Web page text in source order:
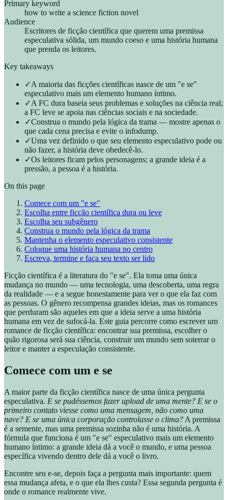
Primary keyword
how to write a science fiction novel
Audience
Escritores de ficção científica que querem uma premissa
especulativa sólida, um mundo coeso e uma história humana
que prenda os leitores.
Key takeaways
✓A maioria das ficções científicas nasce de um "e se"
especulativo mais um elemento humano íntimo.
✓A FC dura baseia seus problemas e soluções na ciência real;
a FC leve se apoia nas ciências sociais e na sociedade.
✓Construa o mundo pela lógica da trama — mostre apenas o
que cada cena precisa e evite o infodump.
✓Uma vez definido o que seu elemento especulativo pode ou
não fazer, a história deve obedecê-lo.
✓Os leitores ficam pelos personagens; a grande ideia é a
pressão, a pessoa é a história.
On this page
Comece com um "e se"
Escolha entre ficção científica dura ou leve
Escolha seu subgênero
Construa o mundo pela lógica da trama
Mantenha o elemento especulativo consistente
Coloque uma história humana no centro
Escreva, termine e faça seu texto ser lido
Ficção científica é a literatura do "e se". Ela toma uma única
mudança no mundo — uma tecnologia, uma descoberta, uma regra
da realidade — e a segue honestamente para ver o que ela faz com
as pessoas. O gênero recompensa grandes ideias, mas os romances
que perduram são aqueles em que a ideia serve a uma história
humana em vez de sufocá-la. Este guia percorre como escrever um
romance de ficção científica: encontrar sua premissa, escolher o
quão rigorosa será sua ciência, construir um mundo sem soterrar o
leitor e manter a especulação consistente.
Comece com um e se
A maior parte da ficção científica nasce de uma única pergunta
especulativa. E se pudéssemos fazer upload de uma mente? E se o
primeiro contato viesse como uma mensagem, não como uma
nave? E se uma única corporação controlasse o clima? A premissa
é a semente, mas uma premissa sozinha não é uma história. A
fórmula que funciona é um "e se" especulativo mais um elemento
humano íntimo: a grande ideia dá a você o mundo, e uma pessoa
específica vivendo dentro dele dá a você o livro.
Encontre seu e-se, depois faça a pergunta mais importante: quem
essa mudança afeta, e o que ela lhes custa? Essa segunda pergunta é
onde o romance realmente vive.